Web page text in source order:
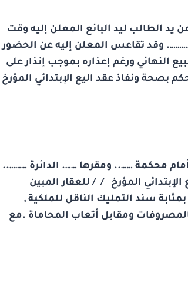
يد الطالب ليد البائع المعلن إليه وقت
وقد تقاعس المعلن إليه عن الحضور
النهائي ورغم إعذاره بموجب إنذار على
بصحة ونفاذ عقد اليع الإبتدائي المؤرخ
محكمة …….. ومقرها ……. الدائرة ………..
المؤرخ / / للعقار المبين
سند التمليك الناقل للملكية ,
ومقابل أتعاب المحاماة .مع